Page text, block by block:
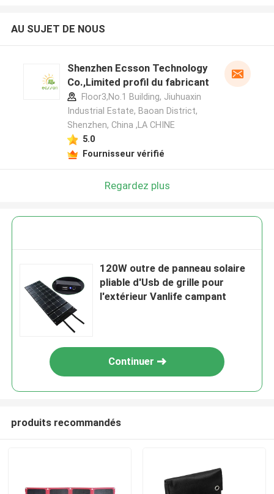
AU SUJET DE NOUS
Shenzhen Ecsson Technology
Co.,Limited profil du fabricant
Floor3,No.1 Building, Jiuhuaxin
Industrial Estate, Baoan District,
Shenzhen, China ,LA CHINE
5.0
Fournisseur vérifié
Regardez plus
120W outre de panneau solaire
pliable d'Usb de grille pour
l'extérieur Vanlife campant
Continuer
produits recommandés